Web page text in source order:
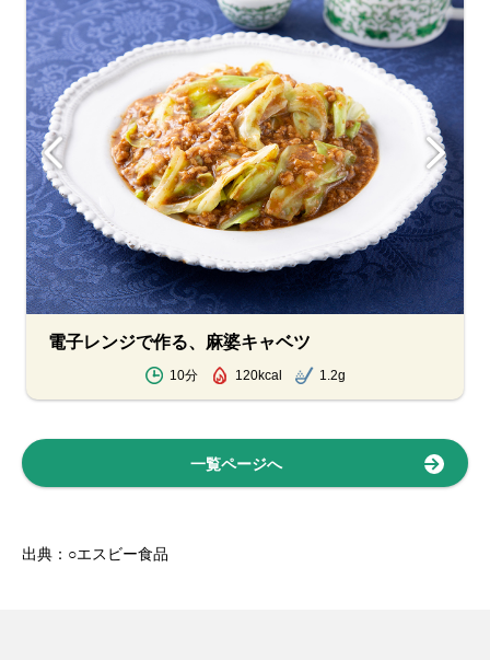
電子レンジで作る、麻婆キャベツ
10分 120kcal 1.2g
一覧ページへ
出典：○エスビー食品